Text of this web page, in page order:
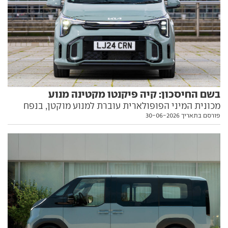
בשם החיסכון: קיה פיקנטו מקטינה מנוע
מכונית המיני הפופולארית עוברת למנוע מוקטן, בנפח
ובמספר הבוכנות, במטרה לעמוד בתקני זיהום עדכניים. גם
פורסם בתאריך 30-06-2026